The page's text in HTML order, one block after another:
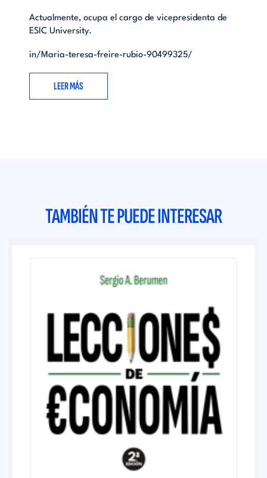
Actualmente, ocupa el cargo de vicepresidenta de
ESIC University.
in/Maria-teresa-freire-rubio-90499325/
LEER MÁS
TAMBIÉN TE PUEDE INTERESAR